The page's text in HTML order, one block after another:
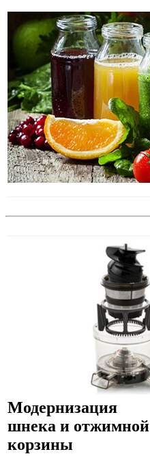
Модернизация
шнека и отжимной
корзины